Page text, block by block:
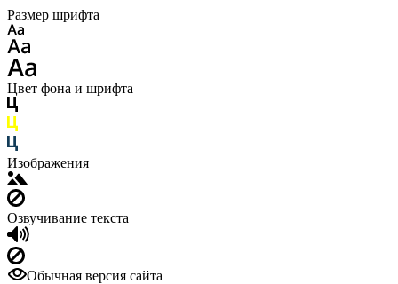
Размер шрифта
Цвет фона и шрифта
Изображения
Озвучивание текста
Обычная версия сайта